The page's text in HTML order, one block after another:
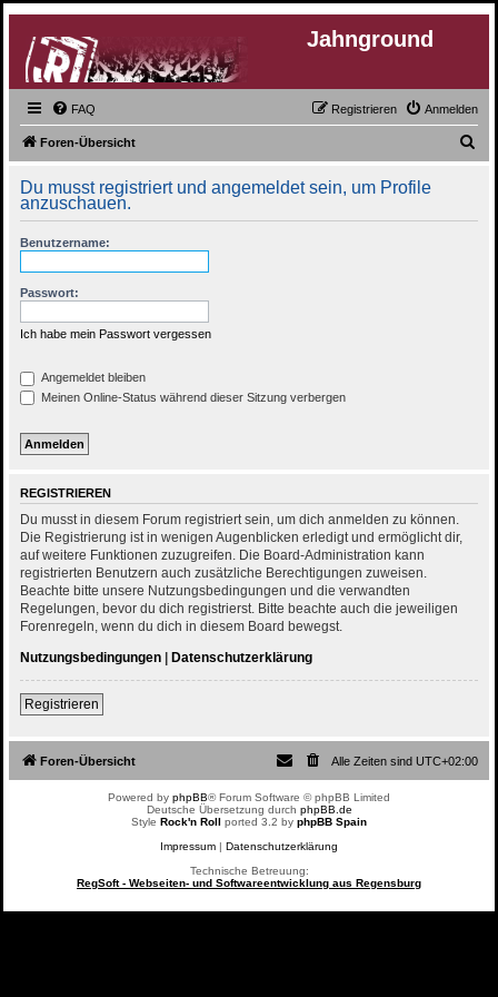
Jahnground
FAQ Anmelden
Registrieren
Foren-Übersicht
h
Du musst registriert und angemeldet sein, um Profile
anzuschauen.
Benutzername:
Passwort:
Ich habe mein Passwort vergessen
Angemeldet bleiben
Meinen Online-Status während dieser Sitzung verbergen
REGISTRIEREN
Du musst in diesem Forum registriert sein, um dich anmelden zu können.
Die Registrierung ist in wenigen Augenblicken erledigt und ermöglicht dir,
auf weitere Funktionen zuzugreifen. Die Board-Administration kann
registrierten Benutzern auch zusätzliche Berechtigungen zuweisen.
Beachte bitte unsere Nutzungsbedingungen und die verwandten
Regelungen, bevor du dich registrierst. Bitte beachte auch die jeweiligen
Forenregeln, wenn du dich in diesem Board bewegst.
Nutzungsbedingungen | Datenschutzerklärung
Registrieren
Foren-Übersicht Alle Zeiten sind UTC+02:00
Powered by phpBB® Forum Software © phpBB Limited
Deutsche Übersetzung durch phpBB.de
Style Rock'n Roll ported 3.2 by phpBB Spain
Impressum | Datenschutzerklärung
Technische Betreuung:
RegSoft - Webseiten- und Softwareentwicklung aus Regensburg